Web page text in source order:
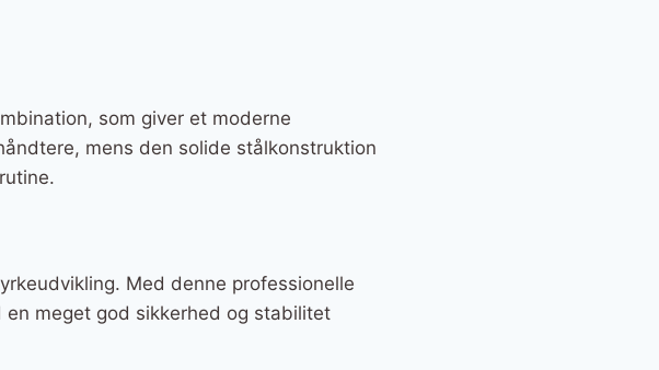
som giver et moderne
mens den solide stålkonstruktion
Med denne professionelle
meget god sikkerhed og stabilitet